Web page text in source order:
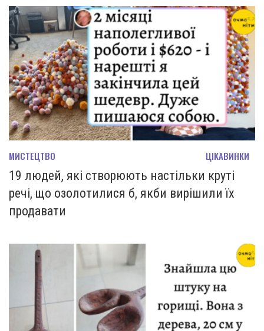
МИСТЕЦТВО ЦІКАВИНКИ
19 людей, які створюють настільки круті
речі, що озолотилися б, якби вирішили їх
продавати